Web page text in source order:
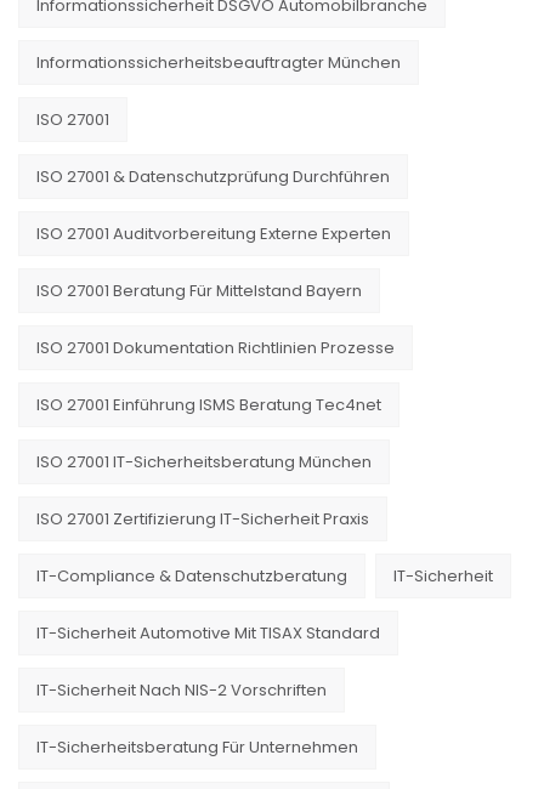
Informationssicherheit DSGVO Automobilbranche
Informationssicherheitsbeauftragter München
ISO 27001
ISO 27001 & Datenschutzprüfung Durchführen
ISO 27001 Auditvorbereitung Externe Experten
ISO 27001 Beratung Für Mittelstand Bayern
ISO 27001 Dokumentation Richtlinien Prozesse
ISO 27001 Einführung ISMS Beratung Tec4net
ISO 27001 IT-Sicherheitsberatung München
ISO 27001 Zertifizierung IT-Sicherheit Praxis
IT-Compliance & Datenschutzberatung IT-Sicherheit
IT-Sicherheit Automotive Mit TISAX Standard
IT-Sicherheit Nach NIS-2 Vorschriften
IT-Sicherheitsberatung Für Unternehmen